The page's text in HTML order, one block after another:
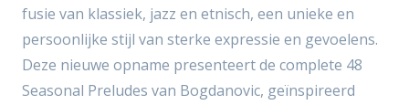
fusie van klassiek, jazz en etnisch, een unieke en
persoonlijke stijl van sterke expressie en gevoelens.
Deze nieuwe opname presenteert de complete 48
Seasonal Preludes van Bogdanovic, geïnspireerd